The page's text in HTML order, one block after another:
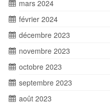
mars 2024
février 2024
décembre 2023
novembre 2023
octobre 2023
septembre 2023
août 2023